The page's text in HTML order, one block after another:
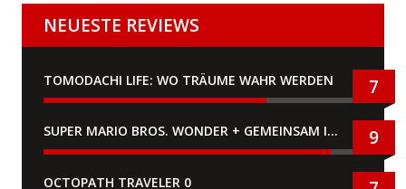
NEUESTE REVIEWS
TOMODACHI LIFE: WO TRÄUME WAHR WERDEN 7
SUPER MARIO BROS. WONDER + GEMEINSAM IM BELLABEL-PARK 9
OCTOPATH TRAVELER 0